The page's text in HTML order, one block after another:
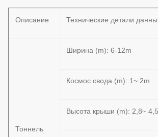
Описание Технические детали
Тоннель
Ширина (m): 6-12m
Космос свода (m): 1~ 2m
Высота крыши (m): 2,8~ 4,5